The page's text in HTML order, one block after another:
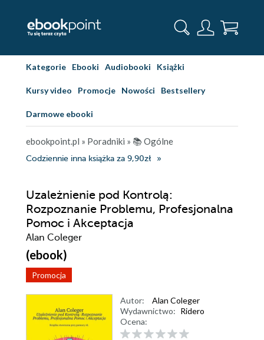
Kategorie Ebooki Audiobooki Książki
Kursy video Promocje Nowości Bestsellery
Darmowe ebooki
ebookpoint.pl » Poradniki » 📚 Ogólne
Codziennie inna książka za 9,90zł
Uzależnienie pod Kontrolą:
Rozpoznanie Problemu, Profesjonalna
Pomoc i Akceptacja
Alan Coleger
(ebook)
Promocja
Autor:
Alan Coleger
Wydawnictwo: Ridero
Ocena: